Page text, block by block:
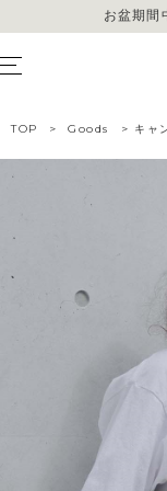
お盆期間
TOP > Goods > キャ